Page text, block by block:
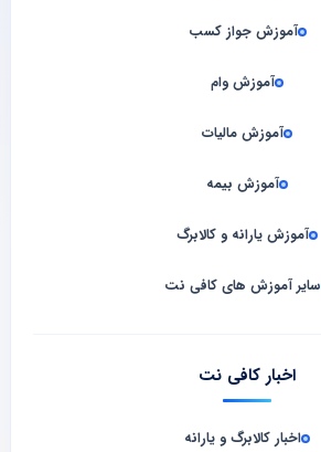
آموزش جواز کسب
آموزش وام
آموزش مالیات
آموزش بیمه
آموزش یارانه و کالابرگ
سایر آموزش های کافی نت
اخبار کافی نت
اخبار کالابرگ و یارانه